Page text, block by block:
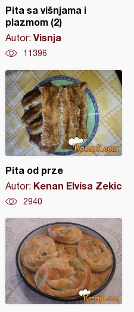
Pita sa višnjama i
plazmom (2)
Autor: Visnja
11396
Pita od prze
Autor: Kenan Elvisa Zekic
2940